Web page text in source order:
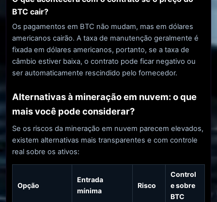
BTC cair?
Os pagamentos em BTC não mudam, mas em dólares
americanos cairão. A taxa de manutenção geralmente é
fixada em dólares americanos, portanto, se a taxa de
câmbio estiver baixa, o contrato pode ficar negativo ou
ser automaticamente rescindido pelo fornecedor.
Alternativas à mineração em nuvem: o que
mais você pode considerar?
Se os riscos da mineração em nuvem parecem elevados,
existem alternativas mais transparentes e com controle
real sobre os ativos:
Opção
Entrada
mínima
Risco
Control
e sobre
BTC